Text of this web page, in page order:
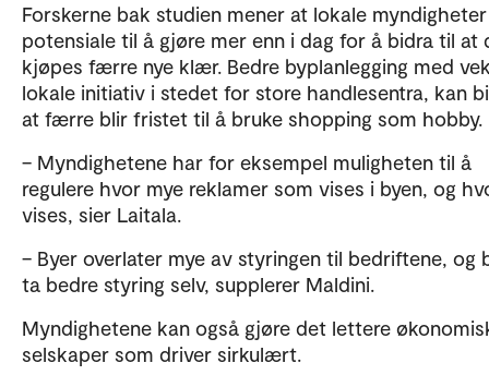
Forskerne bak studien mener at lokale
potensiale til å gjøre mer enn i dag for å bidra til at
kjøpes færre nye klær. Bedre byplanlegging med
lokale initiativ i stedet for store handlesentra, kan
at færre blir fristet til å bruke shopping som hobby.
– Myndighetene har for eksempel muligheten til å
regulere hvor mye reklamer som vises i byen, og
vises, sier Laitala.
– Byer overlater mye av styringen til bedriftene, og
ta bedre styring selv, supplerer Maldini.
Myndighetene kan også gjøre det lettere
selskaper som driver sirkulært.